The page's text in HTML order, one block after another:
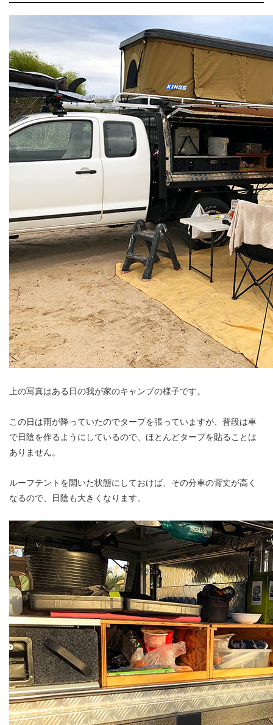
上の写真はある日の我が家のキャンプの様子です。
この日は雨が降っていたのでタープを張っていますが、普段は車
で日陰を作るようにしているので、ほとんどタープを貼ることは
ありません。
ルーフテントを開いた状態にしておけば、その分車の背丈が高く
なるので、日陰も大きくなります。